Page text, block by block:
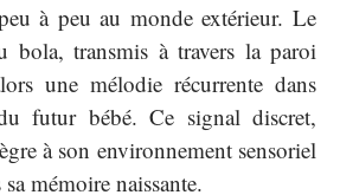
à peu au monde extérieur. Le
bola, transmis à travers la paroi
une mélodie récurrente dans
futur bébé. Ce signal discret,
à son environnement sensoriel
mémoire naissante.